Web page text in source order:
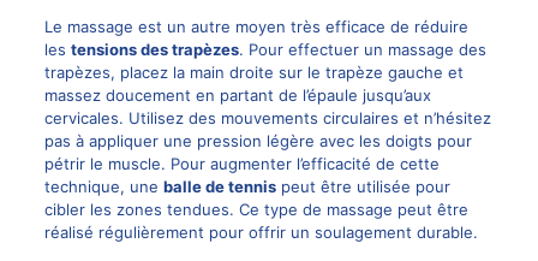
Le massage est un autre moyen très efficace de réduire
les tensions des trapèzes. Pour effectuer un massage des
trapèzes, placez la main droite sur le trapèze gauche et
massez doucement en partant de l’épaule jusqu’aux
cervicales. Utilisez des mouvements circulaires et n’hésitez
pas à appliquer une pression légère avec les doigts pour
pétrir le muscle. Pour augmenter l’efficacité de cette
technique, une balle de tennispeut être utilisée pour
cibler les zones tendues. Ce type de massage peut être
réalisé régulièrement pour offrir un soulagement durable.